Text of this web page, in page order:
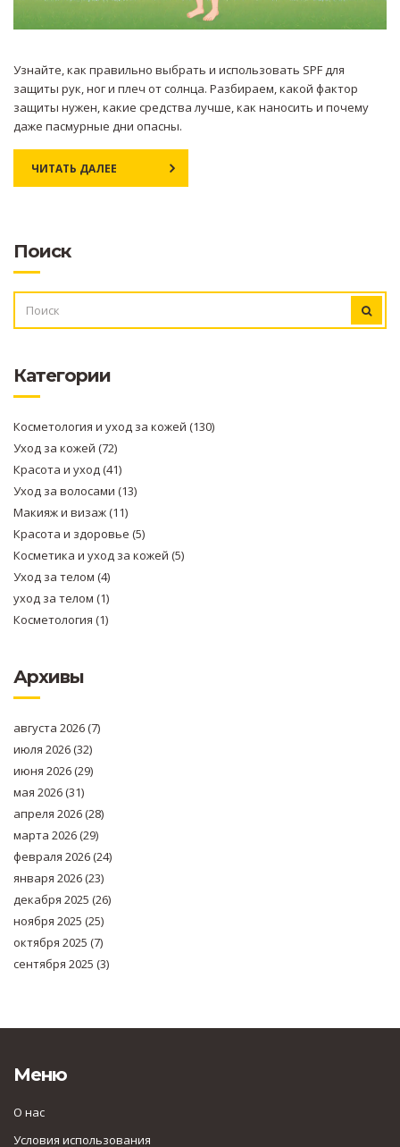
Узнайте, как правильно выбрать и использовать SPF для
защиты рук, ног и плеч от солнца. Разбираем, какой фактор
защиты нужен, какие средства лучше, как наносить и почему
даже пасмурные дни опасны.
ЧИТАТЬ ДАЛЕЕ
Поиск
Категории
Косметология и уход за кожей (130)
Уход за кожей (72)
Красота и уход(41)
Уход за волосами (13)
Макияж и визаж(11)
Красота и здоровье (5)
Косметика и уход за кожей (5)
Уход за телом (4)
уход за телом (1)
Косметология (1)
Архивы
августа 2026(7)
июля 2026(32)
июня 2026(29)
мая 2026(31)
апреля 2026(28)
марта 2026(29)
февраля 2026(24)
января 2026(23)
декабря 2025 (26)
ноября 2025 (25)
октября 2025 (7)
сентября 2025 (3)
Меню
О нас
Условия использования